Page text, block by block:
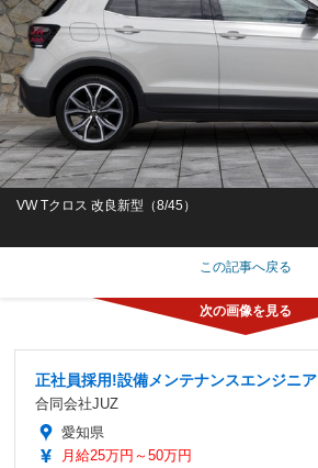
VW Tクロス 改良新型（8/45）
この記事へ戻る
正社員採用!設備メンテナンスエンジニア
合同会社JUZ
愛知県
月給25万円～50万円